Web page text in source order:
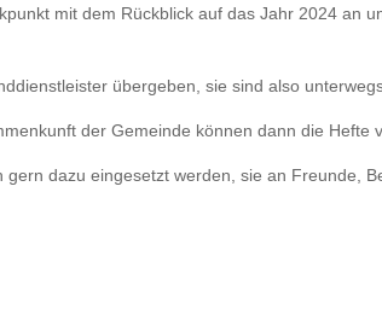
mit dem Rückblick auf das Jahr 2024 an
übergeben, sie sind also
der Gemeinde können dann die Hefte
dazu eingesetzt werden, sie an Freunde,